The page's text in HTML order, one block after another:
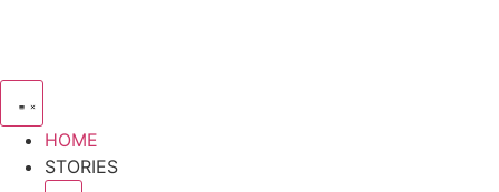
HOME
STORIES